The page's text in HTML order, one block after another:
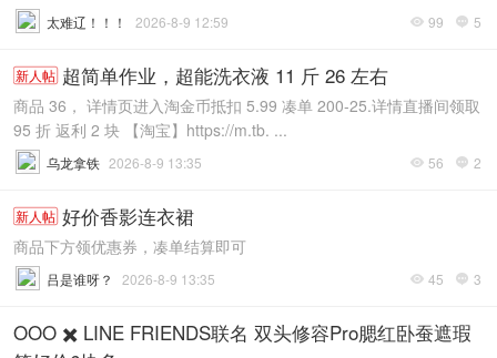
 99  5
太难辽！！！ 2026-8-9 12:59
新人帖 超简单作业，超能洗衣液 11 斤 26 左右
商品 36， 详情页进入淘金币抵扣 5.99 凑单 200-25.详情直播间领取
95 折 返利 2 块 【淘宝】https://m.tb. ...
 56  2
乌龙拿铁 2026-8-9 13:35
新人帖 好价香影连衣裙
商品下方领优惠券，凑单结算即可
 45  3
吕是谁呀？ 2026-8-9 13:35
OOO ✖️ LINE FRIENDS联名 双头修容Pro腮红卧蚕遮瑕